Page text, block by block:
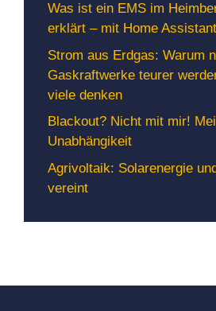
Was ist ein EMS im
erklärt – mit Home
Strom aus Erdgas: Warum
Gaskraftwerke teurer
viele denken
Blackout? Nicht mit mir!
Unabhängikeit
Agrivoltaik: Solarenergie
vereint